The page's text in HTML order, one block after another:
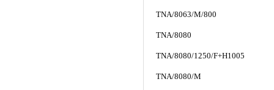
TNA/8063/M/800
TNA/8080
TNA/8080/1250/F+H1005
TNA/8080/M